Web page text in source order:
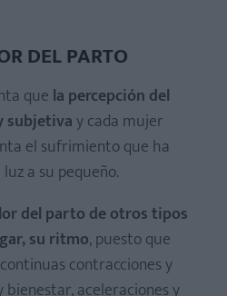
DEL PARTO
quela percepción del
subjetivay cada mujer
el sufrimiento que ha
a su pequeño.
del parto de otros tipos
su ritmo, puesto que
contracciones y
bienestar, aceleraciones y